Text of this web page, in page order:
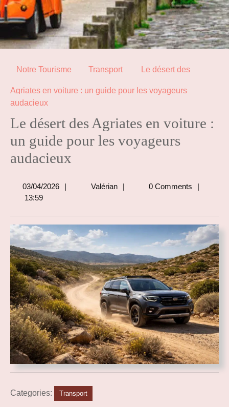
Notre Tourisme Transport Le désert des
Agriates en voiture : un guide pour les voyageurs
audacieux
Le désert des Agriates en voiture :
un guide pour les voyageurs
audacieux
03/04/2026 03/04/2026
Valérian Valérian0 Comments
13:59
Categories: Transport